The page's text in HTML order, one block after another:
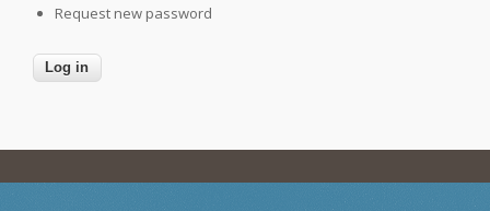
Request new password